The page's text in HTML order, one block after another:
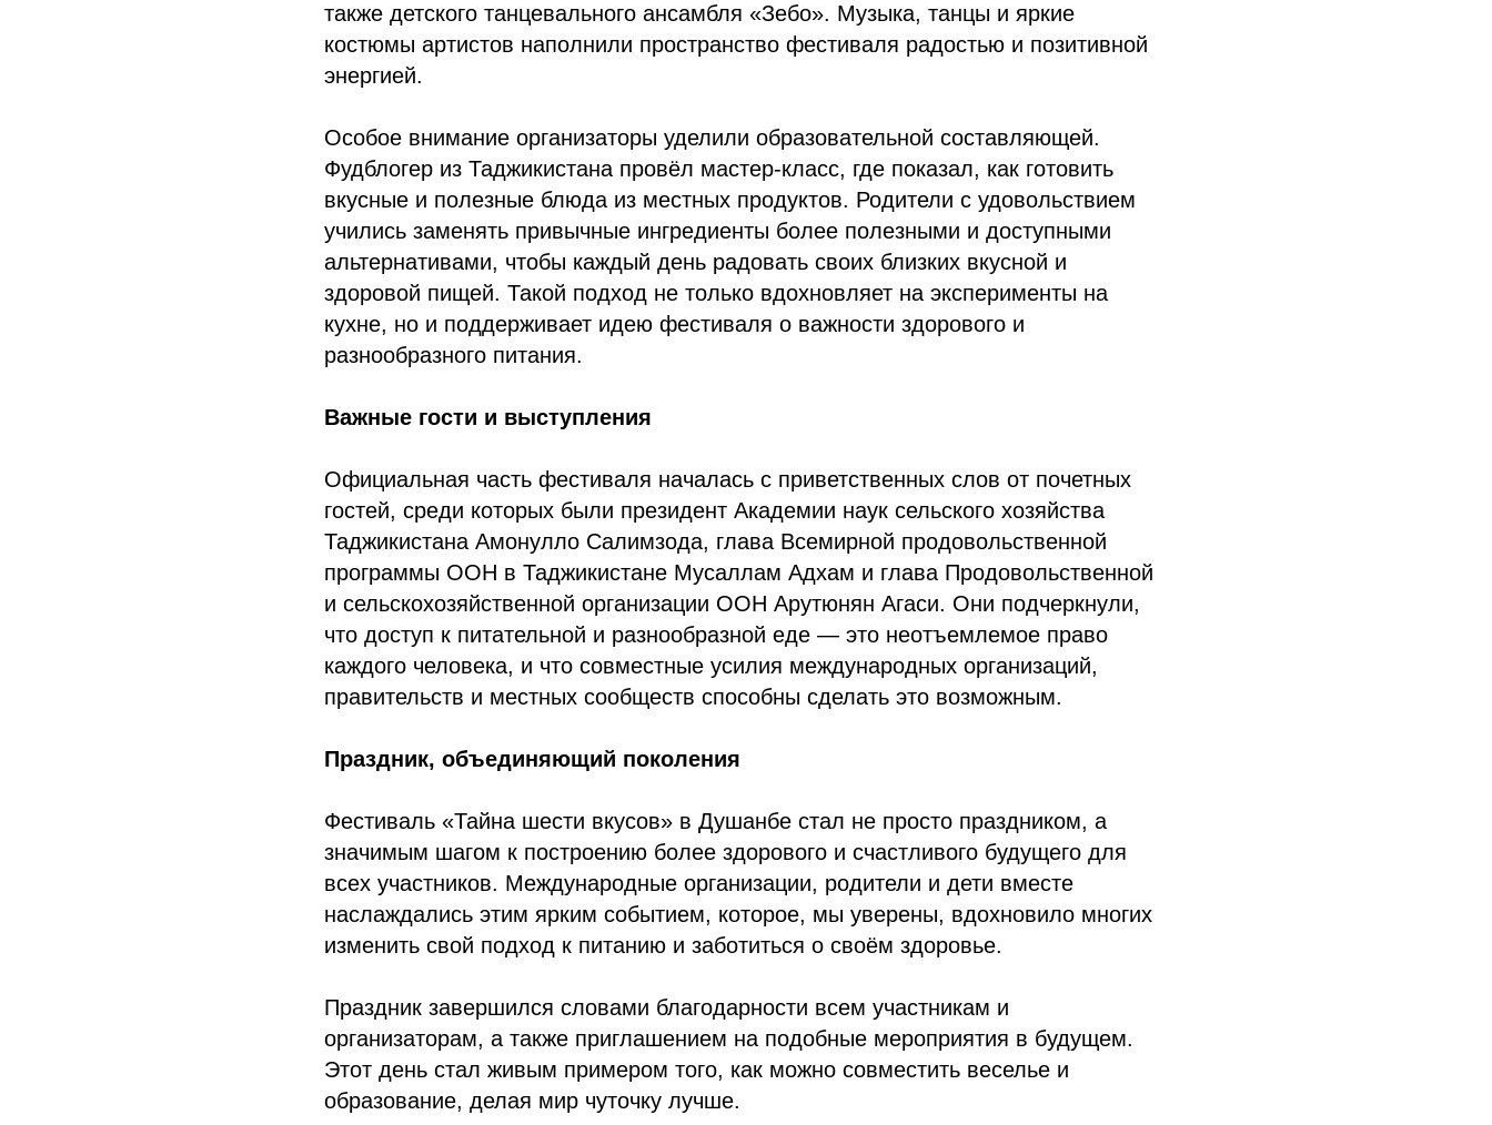
также детского танцевального ансамбля «Зебо». Музыка, танцы и яркие
костюмы артистов наполнили пространство фестиваля радостью и позитивной
энергией.
Особое внимание организаторы уделили образовательной составляющей.
Фудблогер из Таджикистана провёл мастер-класс, где показал, как готовить
вкусные и полезные блюда из местных продуктов. Родители с удовольствием
учились заменять привычные ингредиенты более полезными и доступными
альтернативами, чтобы каждый день радовать своих близких вкусной и
здоровой пищей. Такой подход не только вдохновляет на эксперименты на
кухне, но и поддерживает идею фестиваля о важности здорового и
разнообразного питания.
Важные гости и выступления
Официальная часть фестиваля началась с приветственных слов от почетных
гостей, среди которых были президент Академии наук сельского хозяйства
Таджикистана Амонулло Салимзода, глава Всемирной продовольственной
программы ООН в Таджикистане Мусаллам Адхам и глава Продовольственной
и сельскохозяйственной организации ООН Арутюнян Агаси. Они подчеркнули,
что доступ к питательной и разнообразной еде — это неотъемлемое право
каждого человека, и что совместные усилия международных организаций,
правительств и местных сообществ способны сделать это возможным.
Праздник, объединяющий поколения
Фестиваль «Тайна шести вкусов» в Душанбе стал не просто праздником, а
значимым шагом к построению более здорового и счастливого будущего для
всех участников. Международные организации, родители и дети вместе
наслаждались этим ярким событием, которое, мы уверены, вдохновило многих
изменить свой подход к питанию и заботиться о своём здоровье.
Праздник завершился словами благодарности всем участникам и
организаторам, а также приглашением на подобные мероприятия в будущем.
Этот день стал живым примером того, как можно совместить веселье и
образование, делая мир чуточку лучше.